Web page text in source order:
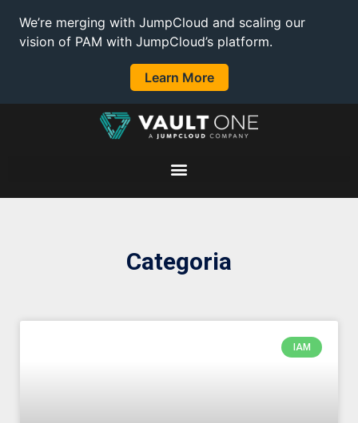
We’re merging with JumpCloud and scaling our
vision of PAM with JumpCloud’s platform.
Learn More
Categoria
IAM